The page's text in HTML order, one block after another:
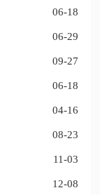
06-18
06-29
09-27
06-18
04-16
08-23
11-03
12-08